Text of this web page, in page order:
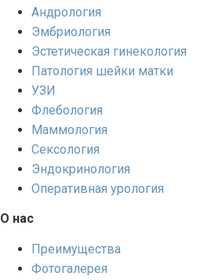
Андрология
Эмбриология
Эстетическая гинекология
Патология шейки матки
УЗИ
Флебология
Маммология
Сексология
Эндокринология
Оперативная урология
О нас
Преимущества
Фотогалерея